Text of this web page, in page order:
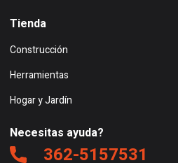
Tienda
Construcción
Herramientas
Hogar y Jardín
Necesitas ayuda?
362-5157531